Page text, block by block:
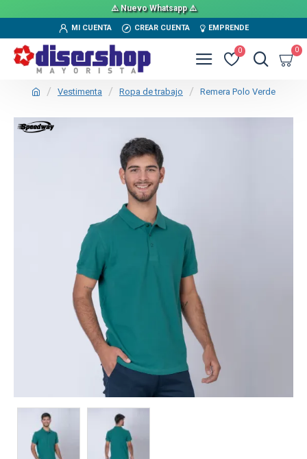
⚠️ Nuevo Whatsapp ⚠️
MI CUENTA CREAR CUENTA EMPRENDE
0 0
Vestimenta Ropa de trabajo Remera Polo Verde
TEXTTRANSPARENTE